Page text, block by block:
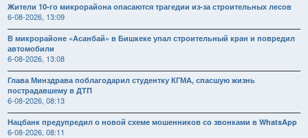
Жители 10-го микрорайона опасаются трагедии из-за строительных лесов
6-08-2026, 13:09
В микрорайоне «Асанбай» в Бишкеке упал строительный кран и повредил
автомобили
6-08-2026, 13:08
Глава Минздрава поблагодарил студентку КГМА, спасшую жизнь
пострадавшему в ДТП
6-08-2026, 08:13
Нацбанк предупредил о новой схеме мошенников со звонками в WhatsApp
6-08-2026, 08:11